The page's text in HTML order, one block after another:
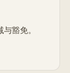
豁免。